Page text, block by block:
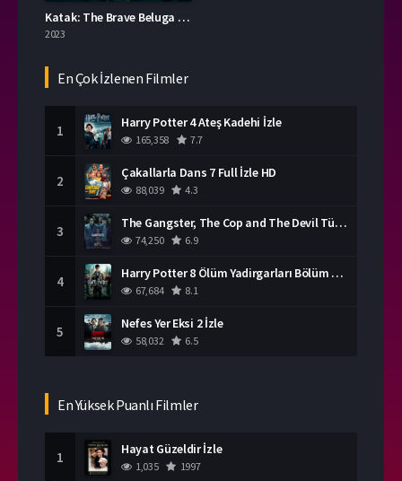
Katak: The Brave Beluga İzle
2023
En Çok İzlenen Filmler
1 Harry Potter 4 Ateş Kadehi İzle
165,358 7.7
2 Çakallarla Dans 7 Full İzle HD
88,039 4.3
3 The Gangster, The Cop and The Devil Türkçe Dublaj İzle
74,250 6.9
4 Harry Potter 8 Ölüm Yadirgarları Bölüm 2 İzle
67,684 8.1
5 Nefes Yer Eksi 2 İzle
58,032 6.5
En Yüksek Puanlı Filmler
1 Hayat Güzeldir İzle
1,035 1997